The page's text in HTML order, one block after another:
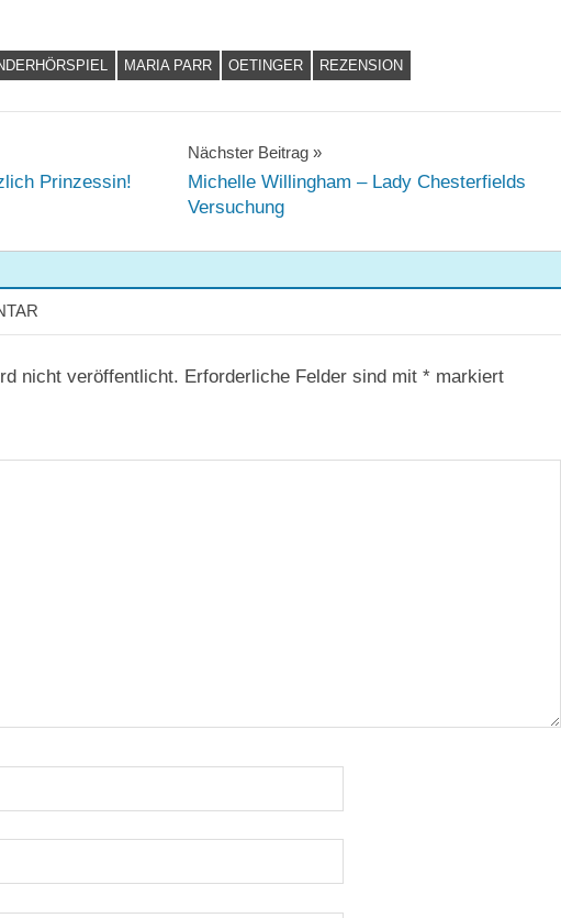
MARIA PARR OETINGER REZENSION
Prinzessin!
Nächster Beitrag
Michelle Willingham – Lady Chesterfields
Versuchung
nicht veröffentlicht. Erforderliche Felder sind mit * markiert